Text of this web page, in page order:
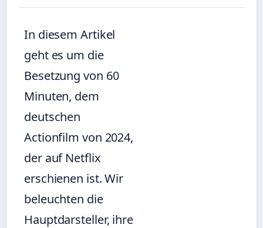
In diesem Artikel
geht es um die
Besetzung von 60
Minuten, dem
deutschen
Actionfilm von 2024,
der auf Netflix
erschienen ist. Wir
beleuchten die
Hauptdarsteller, ihre